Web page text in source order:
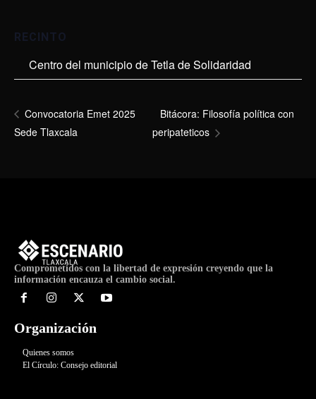
RECINTO
Centro del municipio de Tetla de Solidaridad
Convocatoria Emet 2025
Sede Tlaxcala
Bitácora: Filosofía política con
peripateticos
Comprometidos con la libertad de expresión creyendo que la
información encauza el cambio social.
Organización
Quienes somos
El Círculo: Consejo editorial